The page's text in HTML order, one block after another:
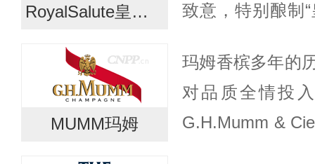
RoyalSalute皇家礼炮
致意，特别酿制
俗。这珍贵的二
MUMM玛姆
玛姆香槟多年的
对品质全情投
G.H.Mumm &